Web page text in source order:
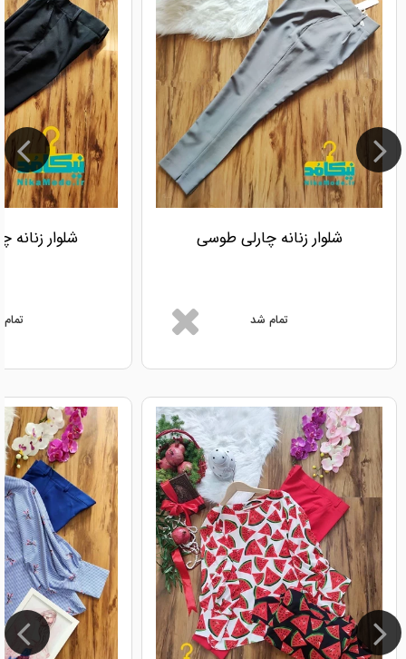
شلوار زنانه چارلی طوسی
تمام شد
شلوار